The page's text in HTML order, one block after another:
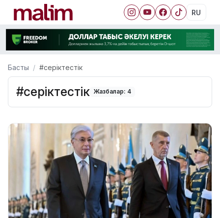
RU
Басты #серіктестік
#серіктестік Жазбалар: 4